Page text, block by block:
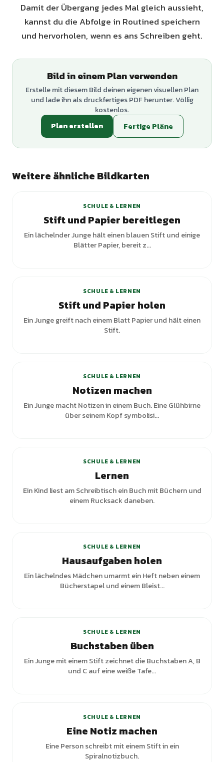
Damit der Übergang jedes Mal gleich aussieht,
kannst du die Abfolge in Routined speichern
und hervorholen, wenn es ans Schreiben geht.
Bild in einem Plan verwenden
Erstelle mit diesem Bild deinen eigenen visuellen Plan
und lade ihn als druckfertiges PDF herunter. Völlig
kostenlos.
Plan erstellen
Fertige Pläne
Weitere ähnliche Bildkarten
SCHULE & LERNEN
Stift und Papier bereitlegen
Ein lächelnder Junge hält einen blauen Stift und einige
Blätter Papier, bereit z...
SCHULE & LERNEN
Stift und Papier holen
Ein Junge greift nach einem Blatt Papier und hält einen
Stift.
SCHULE & LERNEN
Notizen machen
Ein Junge macht Notizen in einem Buch. Eine Glühbirne
über seinem Kopf symbolisi...
SCHULE & LERNEN
Lernen
Ein Kind liest am Schreibtisch ein Buch mit Büchern und
einem Rucksack daneben.
SCHULE & LERNEN
Hausaufgaben holen
Ein lächelndes Mädchen umarmt ein Heft neben einem
Bücherstapel und einem Bleist...
SCHULE & LERNEN
Buchstaben üben
Ein Junge mit einem Stift zeichnet die Buchstaben A, B
und C auf eine weiße Tafe...
SCHULE & LERNEN
Eine Notiz machen
Eine Person schreibt mit einem Stift in ein
Spiralnotizbuch.